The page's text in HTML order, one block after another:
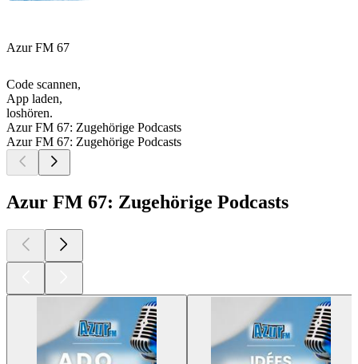
Azur FM 67
Code scannen,
App laden,
loshören.
Azur FM 67: Zugehörige Podcasts
Azur FM 67: Zugehörige Podcasts
Azur FM 67: Zugehörige Podcasts